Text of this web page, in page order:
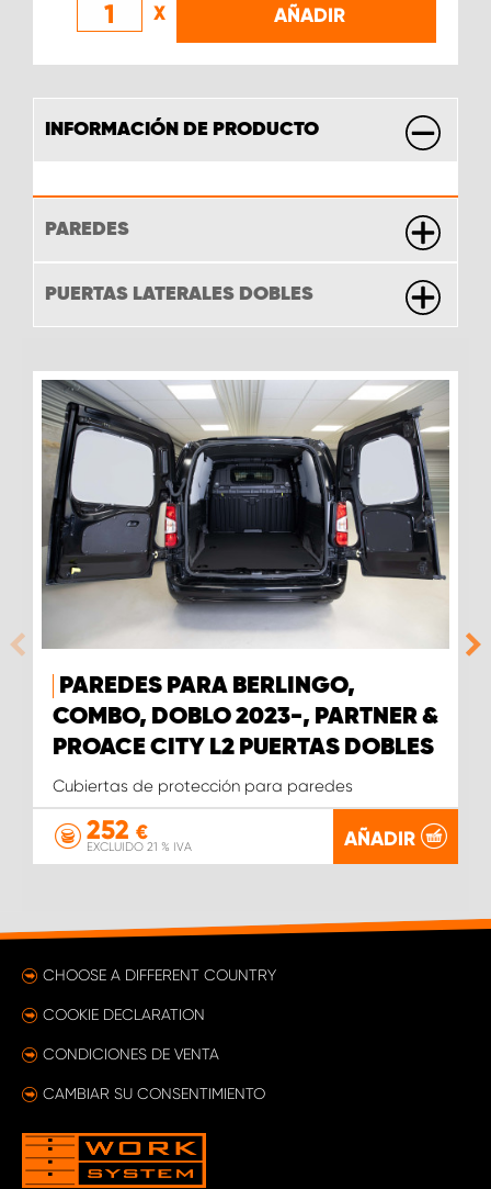
X AÑADIR
INFORMACIÓN DE PRODUCTO
PAREDES
PUERTAS LATERALES DOBLES
PAREDES PARA BERLINGO,
COMBO, DOBLO 2023-, PARTNER &
PROACE CITY L2 PUERTAS DOBLES
Cubiertas de protección para paredes
252 €
EXCLUIDO 21 % IVA AÑADIR
CHOOSE A DIFFERENT COUNTRY
COOKIE DECLARATION
CONDICIONES DE VENTA
CAMBIAR SU CONSENTIMIENTO